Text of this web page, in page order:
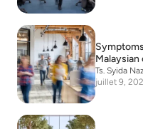
Ts. Syida
juillet 9,